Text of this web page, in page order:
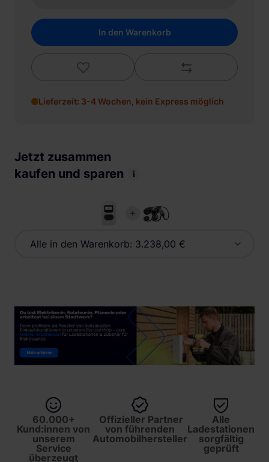
In den Warenkorb
Lieferzeit: 3-4 Wochen, kein Express möglich
Jetzt zusammen
kaufen und sparen
Alle in den Warenkorb: 3.238,00 €
60.000+
Kund:innen von
unserem
Service
überzeugt
Offizieller Partner
von führenden
Automobilhersteller
Alle
Ladestationen
sorgfältig
geprüft